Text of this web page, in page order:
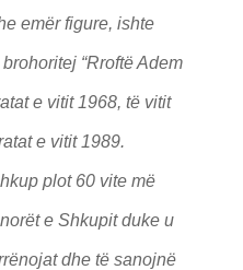
emër figure, ishte
“Rroftë Adem
e vitit 1968, të vitit
e vitit 1989.
plot 60 vite më
e Shkupit duke u
dhe të sanojnë